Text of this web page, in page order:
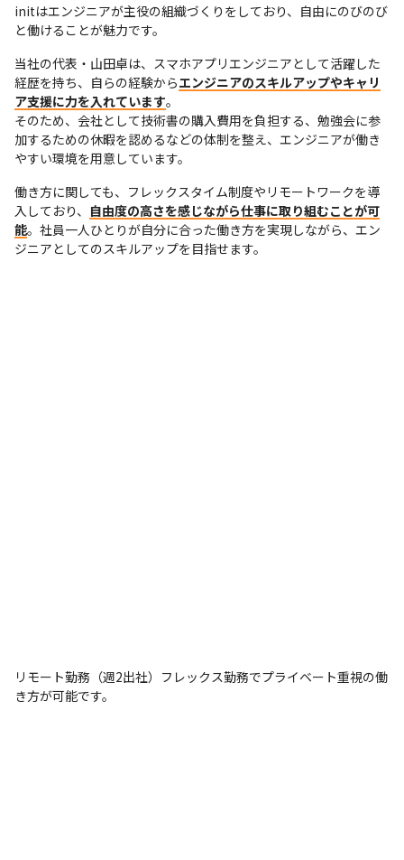
initはエンジニアが主役の組織づくりをしており、自由にのびのび
と働けることが魅力です。
当社の代表・山田卓は、スマホアプリエンジニアとして活躍した
経歴を持ち、自らの経験からエンジニアのスキルアップやキャリ
ア支援に力を入れています。
そのため、会社として技術書の購入費用を負担する、勉強会に参
加するための休暇を認めるなどの体制を整え、エンジニアが働き
やすい環境を用意しています。
働き方に関しても、フレックスタイム制度やリモートワークを導
入しており、 自由度の高さを感じながら仕事に取り組むことが可
能。社員一人ひとりが自分に合った働き方を実現しながら、エン
ジニアとしてのスキルアップを目指せます。
リモート勤務（週2出社）フレックス勤務でプライベート重視の働
き方が可能です。